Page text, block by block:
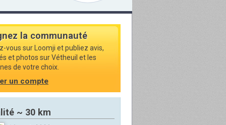
la communauté
vous sur Loomji et publiez avis,
et photos sur Vétheuil et les
de votre choix.
un compte
~ 30 km